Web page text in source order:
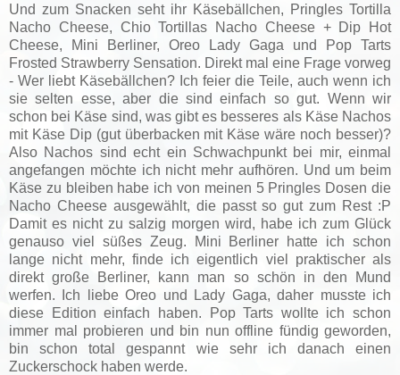
Und zum Snacken seht ihr Käsebällchen, Pringles Tortilla
Nacho Cheese, Chio Tortillas Nacho Cheese + Dip Hot
Cheese, Mini Berliner, Oreo Lady Gaga und Pop Tarts
Frosted Strawberry Sensation. Direkt mal eine Frage vorweg
- Wer liebt Käsebällchen? Ich feier die Teile, auch wenn ich
sie selten esse, aber die sind einfach so gut. Wenn wir
schon bei Käse sind, was gibt es besseres als Käse Nachos
mit Käse Dip (gut überbacken mit Käse wäre noch besser)?
Also Nachos sind echt ein Schwachpunkt bei mir, einmal
angefangen möchte ich nicht mehr aufhören. Und um beim
Käse zu bleiben habe ich von meinen 5 Pringles Dosen die
Nacho Cheese ausgewählt, die passt so gut zum Rest :P
Damit es nicht zu salzig morgen wird, habe ich zum Glück
genauso viel süßes Zeug. Mini Berliner hatte ich schon
lange nicht mehr, finde ich eigentlich viel praktischer als
direkt große Berliner, kann man so schön in den Mund
werfen. Ich liebe Oreo und Lady Gaga, daher musste ich
diese Edition einfach haben. Pop Tarts wollte ich schon
immer mal probieren und bin nun offline fündig geworden,
bin schon total gespannt wie sehr ich danach einen
Zuckerschock haben werde.